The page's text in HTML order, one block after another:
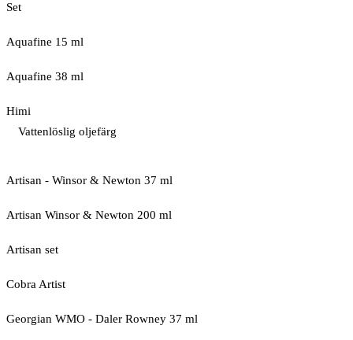
Set
Aquafine 15 ml
Aquafine 38 ml
Himi
Vattenlöslig oljefärg
Artisan - Winsor & Newton 37 ml
Artisan Winsor & Newton 200 ml
Artisan set
Cobra Artist
Georgian WMO - Daler Rowney 37 ml